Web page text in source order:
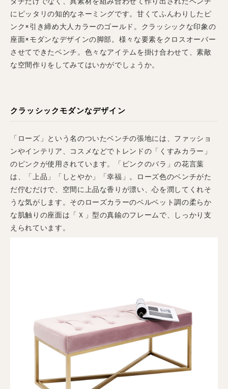
にピッタリの知的なネーミングです。甘くてふんわりしたピ
ンク×引き締め大人カラーのゴールド。クラッシックな印象の
座面×モダンなデザインの脚部。様々な要素をクロスオーバー
させてできたベンチ。色々なアイテムを掛け合わせて、素敵
な空間作りをしてみてはいかがでしょうか。
クラッシックモダンなデザイン
「ローズ」という名のついたベンチの張地には、ファッショ
ンやインテリア、コスメなどでトレンドの「くすみカラー」
のピンクが使用されています。「ピンクのバラ」の花言葉
は、「上品」「しとやか」「幸福」。ローズ色のベンチがた
だ佇むだけで、空間に上品な香りが漂い、心を潤してくれそ
うな気がします。そのローズカラーのベルベット調の柔らか
な肌触りの座面は「Ｘ」型の真鍮のフレームで、しっかり支
えられています。